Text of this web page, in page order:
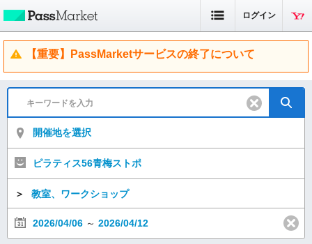
ログイン
【重要】PassMarketサービスの終了について
開催地を選択
ピラティス56青梅ストポ
＞ 教室、ワークショップ
2026/04/06 ～ 2026/04/12